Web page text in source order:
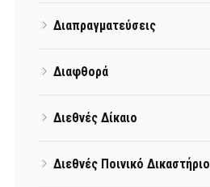
Διαπραγματεύσεις
Διαφθορά
Διεθνές Δίκαιο
Διεθνές Ποινικό Δικαστήριο